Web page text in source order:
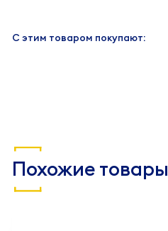
С этим товаром покупают:
Похожие товары